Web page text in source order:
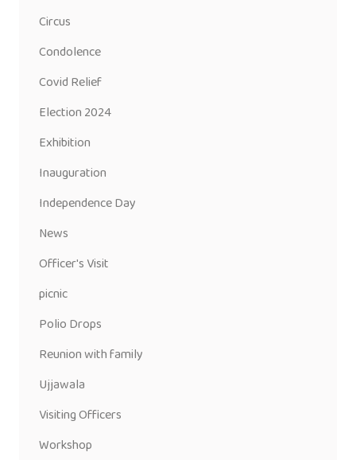
Circus
Condolence
Covid Relief
Election 2024
Exhibition
Inauguration
Independence Day
News
Officer's Visit
picnic
Polio Drops
Reunion with family
Ujjawala
Visiting Officers
Workshop